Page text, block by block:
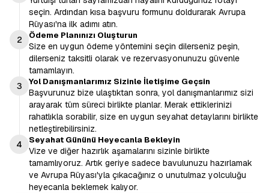
seçin. Ardından kısa başvuru formunu doldurarak Avrupa
Rüyası'na ilk adımı atın.
2
Ödeme Planınızı Oluşturun
Size en uygun ödeme yöntemini seçin dilerseniz peşin,
dilerseniz taksitli olarak ve rezervasyonunuzu güvenle
tamamlayın.
3
Yol Danışmanlarımız Sizinle İletişime Geçsin
Başvurunuz bize ulaştıktan sonra, yol danışmanlarımız sizi
arayarak tüm süreci birlikte planlar. Merak ettiklerinizi
rahatlıkla sorabilir, size en uygun seyahat detaylarını birlikte
netleştirebilirsiniz.
4
Seyahat Gününü Heyecanla Bekleyin
Vize ve diğer hazırlık aşamalarını sizinle birlikte
tamamlıyoruz. Artık geriye sadece bavulunuzu hazırlamak
ve Avrupa Rüyası'yla çıkacağınız o unutulmaz yolculuğu
heyecanla beklemek kalıyor.